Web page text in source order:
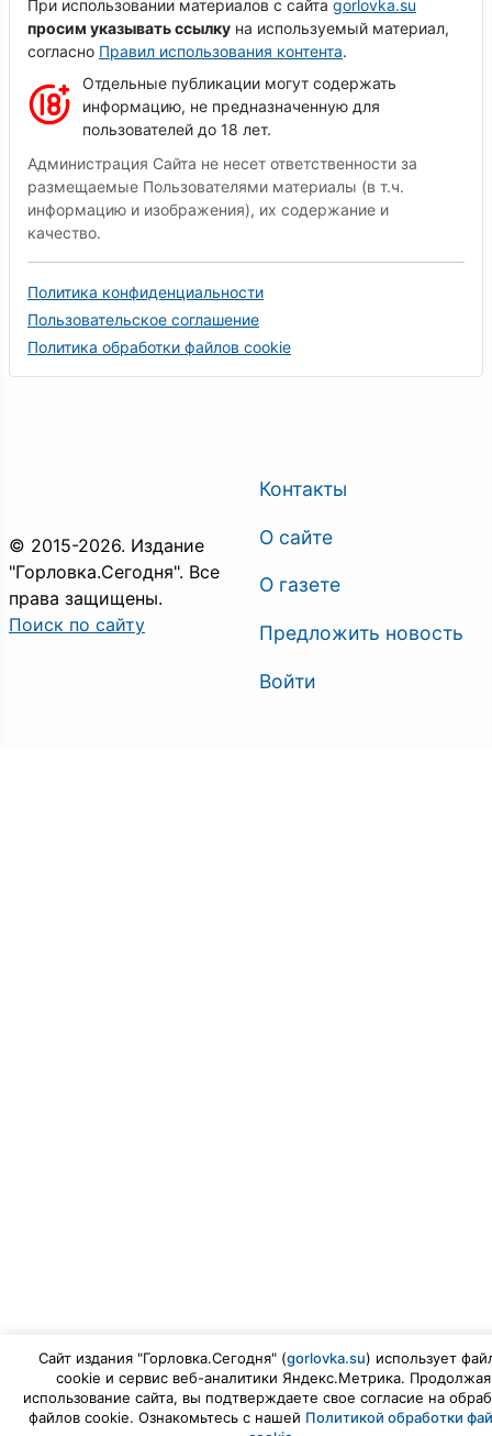
При использовании материалов с сайта gorlovka.su
просим указывать ссылку на используемый материал,
согласно Правил использования контента.
Отдельные публикации могут содержать
информацию, не предназначенную для
пользователей до 18 лет.
Администрация Сайта не несет ответственности за
размещаемые Пользователями материалы (в т.ч.
информацию и изображения), их содержание и
качество.
Политика конфиденциальности
Пользовательское соглашение
Политика обработки файлов cookie
© 2015-2026. Издание
"Горловка.Сегодня". Все
права защищены.
Поиск по сайту
Контакты
О сайте
О газете
Предложить новость
Войти
Сайт издания "Горловка.Сегодня" (gorlovka.su) использует
cookie и сервис веб-аналитики Яндекс.Метрика. Продолжая
использование сайта, вы подтверждаете свое согласие на
файлов cookie. Ознакомьтесь с нашей Политикой обработки